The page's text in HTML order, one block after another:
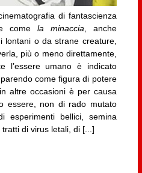
di fantascienza
come la minaccia , anche
lontani o da strane creature,
più o meno direttamente,
l’essere umano è indicato
come figura di potere
altre occasioni è per causa
essere, non di rado mutato
esperimenti bellici, semina
di virus letali, di [...]